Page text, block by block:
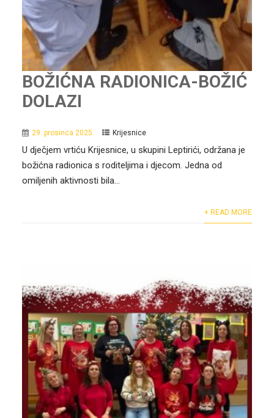
BOŽIĆNA RADIONICA-BOŽIĆ
DOLAZI
29. prosinca 2025. Krijesnice
U dječjem vrtiću Krijesnice, u skupini Leptirići, održana je
božićna radionica s roditeljima i djecom. Jedna od
omiljenih aktivnosti bila...
+ READ MORE